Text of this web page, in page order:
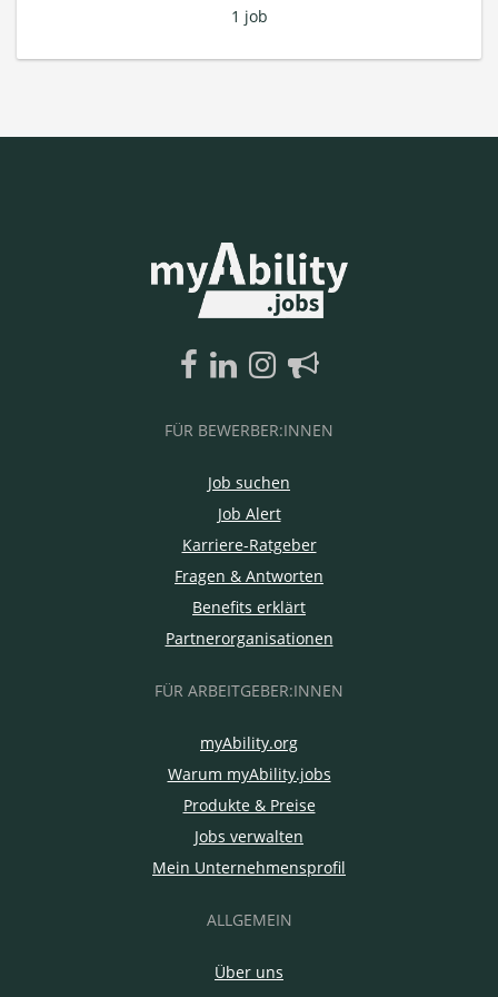
1 job
FÜR BEWERBER:INNEN
Job suchen
Job Alert
Karriere-Ratgeber
Fragen & Antworten
Benefits erklärt
Partnerorganisationen
FÜR ARBEITGEBER:INNEN
myAbility.org
Warum myAbility.jobs
Produkte & Preise
Jobs verwalten
Mein Unternehmensprofil
ALLGEMEIN
Über uns